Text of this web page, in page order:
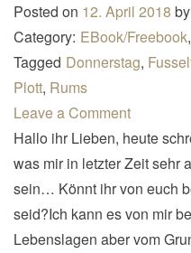
Posted on 12. April 2018 by
Category: EBook/Freebook,
Tagged Donnerstag,
Plott, Rums
Leave a Comment
Hallo ihr Lieben, heute
was mir in letzter Zeit sehr
sein… Könnt ihr von euch
seid?Ich kann es von mir
Lebenslagen aber vom